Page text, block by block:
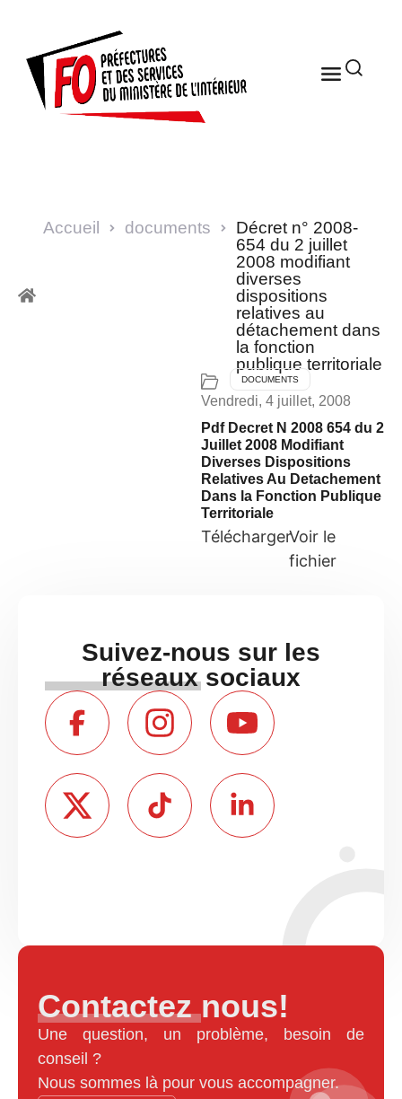
Accueil documents
Décret n° 2008-
654 du 2 juillet
2008 modifiant
diverses
dispositions
relatives au
détachement dans
la fonction
publique territoriale
DOCUMENTS
Vendredi, 4 juillet, 2008
Pdf Decret N 2008 654 du 2
Juillet 2008 Modifiant
Diverses Dispositions
Relatives Au Detachement
Dans la Fonction Publique
Territoriale
TéléchargerVoir le
fichier
Suivez-nous sur les
réseaux sociaux
Contactez nous!
Une question, un problème, besoin de
conseil ?
Nous sommes là pour vous accompagner.